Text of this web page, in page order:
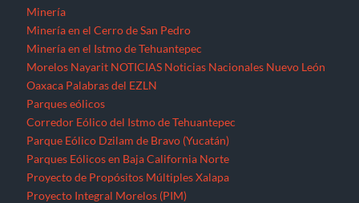
Minería
Minería en el Cerro de San Pedro
Minería en el Istmo de Tehuantepec
Morelos Nayarit NOTICIAS Noticias Nacionales Nuevo León
Oaxaca Palabras del EZLN
Parques eólicos
Corredor Eólico del Istmo de Tehuantepec
Parque Eólico Dzilam de Bravo (Yucatán)
Parques Eólicos en Baja California Norte
Proyecto de Propósitos Múltiples Xalapa
Proyecto Integral Morelos (PIM)